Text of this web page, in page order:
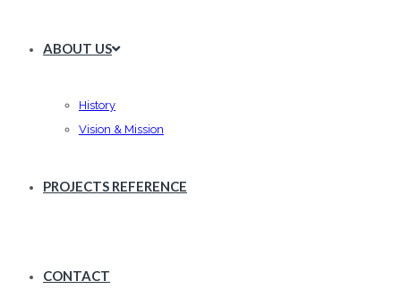
ABOUT US
History
Vision & Mission
PROJECTS REFERENCE
CONTACT